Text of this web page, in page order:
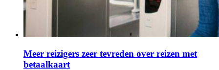
Meer reizigers zeer tevreden over reizen met
betaalkaart